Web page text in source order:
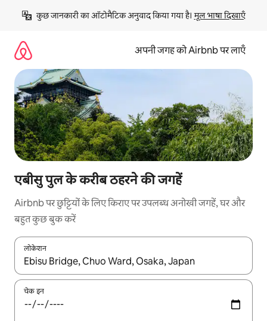
छोड़कर
कॉन्टेंट
कुछ जानकारी का ऑटोमैटिक अनुवाद किया गया है। मूल भाषा दिखाएँ
अपनी जगह को Airbnb पर लाएँ
एबीसु पुल के करीब ठहरने की जगहें
Airbnb पर छुट्टियों के लिए किराए पर उपलब्ध अनोखी जगहें, घर और
बहुत कुछ बुक करें
लोकेशन
नतीजों के उपलब्ध होने पर, अप और डाउन 'ऐरो की' का इस्तेमाल करके नेविगेट
चेक इन